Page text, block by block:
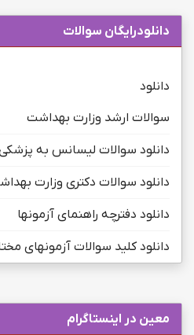
دانلودرایگان سوالات
دانلود
سوالات ارشد وزارت بهداشت
دانلود سوالات لیسانس به
دانلود سوالات دکتری وزارت
دانلود دفترچه راهنمای آزمونها
دانلود کلید سوالات آزمونهای
معین در اینستاگرام